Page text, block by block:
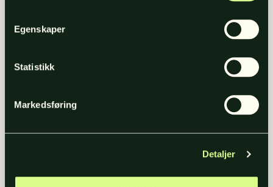
Egenskaper
Statistikk
Markedsføring
Detaljer